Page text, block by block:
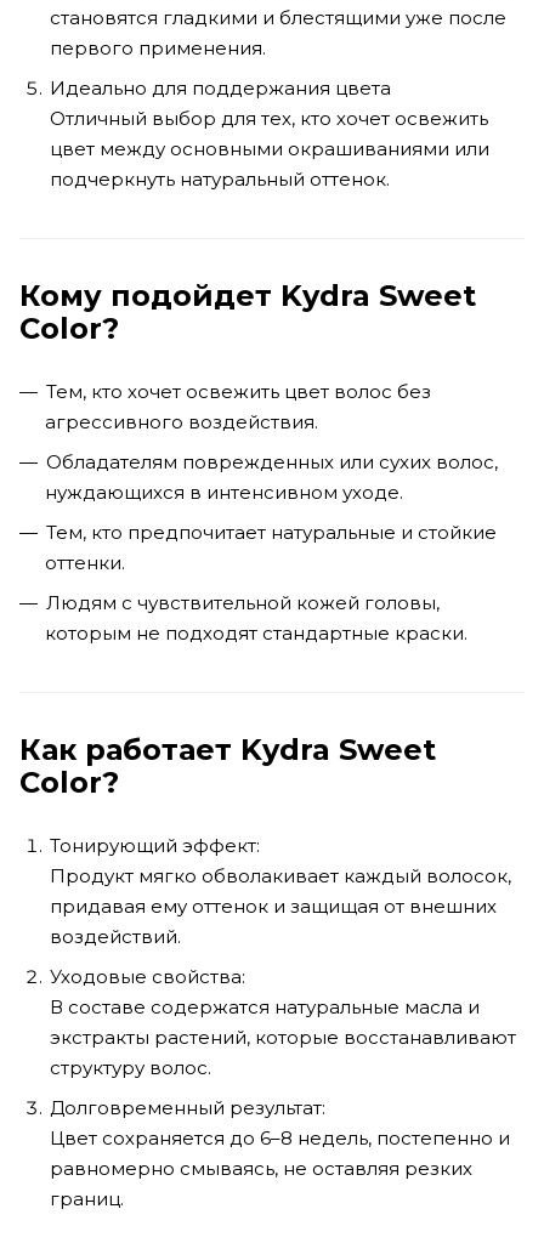
становятся гладкими и блестящими уже после
первого применения.
Идеально для поддержания цвета
Отличный выбор для тех, кто хочет освежить
цвет между основными окрашиваниями или
подчеркнуть натуральный оттенок.
Кому подойдет Kydra Sweet
Color?
Тем, кто хочет освежить цвет волос без
агрессивного воздействия.
Обладателям поврежденных или сухих волос,
нуждающихся в интенсивном уходе.
Тем, кто предпочитает натуральные и стойкие
оттенки.
Людям с чувствительной кожей головы,
которым не подходят стандартные краски.
Как работает Kydra Sweet
Color?
Тонирующий эффект:
Продукт мягко обволакивает каждый волосок,
придавая ему оттенок и защищая от внешних
воздействий.
Уходовые свойства:
В составе содержатся натуральные масла и
экстракты растений, которые восстанавливают
структуру волос.
Долговременный результат:
Цвет сохраняется до 6–8 недель, постепенно и
равномерно смываясь, не оставляя резких
границ.